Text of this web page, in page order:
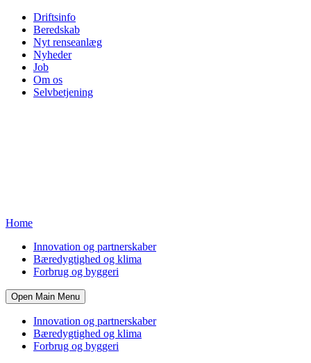
Driftsinfo
Beredskab
Nyt renseanlæg
Nyheder
Job
Om os
Selvbetjening
Home
Innovation og partnerskaber
Bæredygtighed og klima
Forbrug og byggeri
Open Main Menu
Innovation og partnerskaber
Bæredygtighed og klima
Forbrug og byggeri